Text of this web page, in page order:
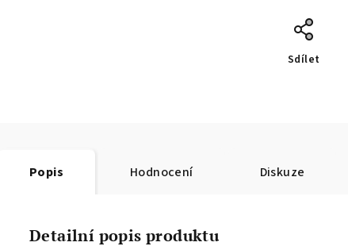
Sdílet
Popis Hodnocení Diskuze
Detailní popis produktu